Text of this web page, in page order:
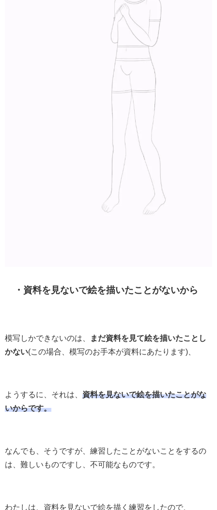
・資料を見ないで絵を描いたことがないから
模写しかできないのは、
まだ資料を見て絵を描いたことし
かない(この場合、模写のお手本が資料にあたります)、
ようするに、それは、 資料を見ないで絵を描いたことがな
いからです。
なんでも、そうですが、練習したことがないことをするの
は、難しいものですし、不可能なものです。
わたしは、資料を見ないで絵を描く練習をしたので、